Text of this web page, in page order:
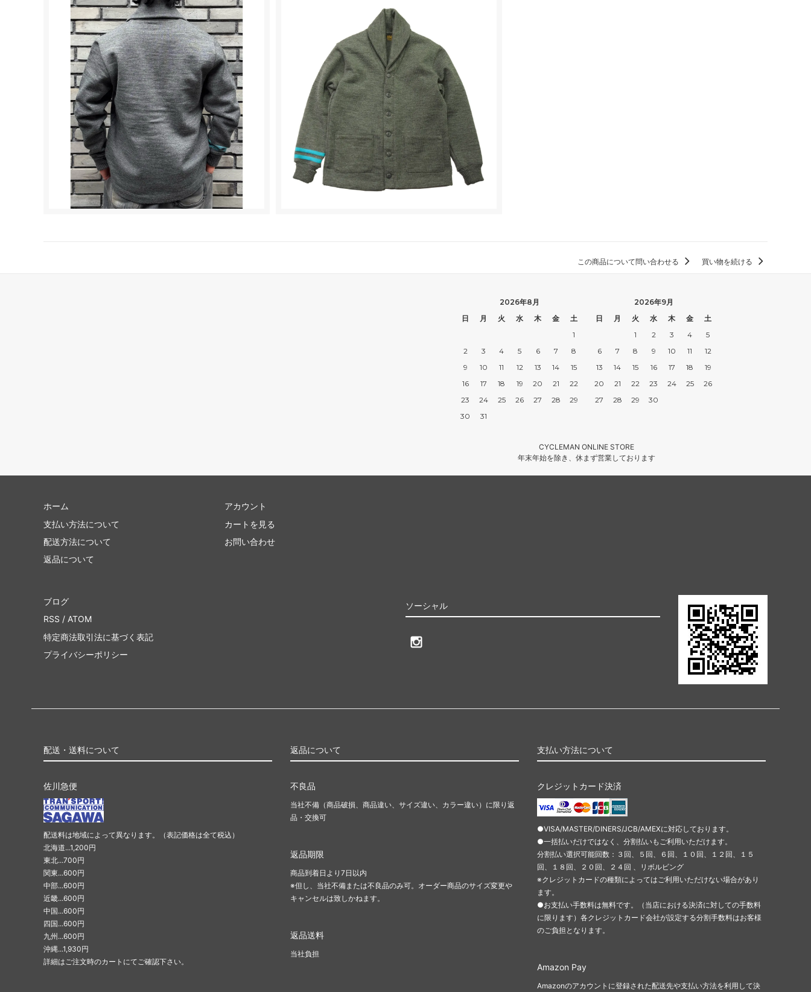
この商品について問い合わせる 買い物を続ける
2026年8月
日
月 火 水 木 金
土
1
2
3 4 5 6 7
8
9
10 11 12 13 14
15
16
17 18 19 20 21
22
23
24 25 26 27 28
29
30
31
2026年9月
日
月 火 水 木 金
土
1
2 3 4
5
6
7 8 9 10 11
12
13
14 15 16 17 18
19
20
21 22 23 24 25
26
27
28 29 30
CYCLEMAN ONLINE STORE
年末年始を除き、休まず営業しております
ホーム
支払い方法について
配送方法について
返品について
アカウント
カートを見る
お問い合わせ
ソーシャル
ブログ
RSS / ATOM
特定商法取引法に基づく表記
プライバシーポリシー
配送・送料について
佐川急便
配送料は地域によって異なります。（表記価格は全て税込）
北海道...1,200円
東北...700円
関東...600円
中部...600円
近畿...600円
中国...600円
四国...600円
九州...600円
沖縄...1,930円
詳細はご注文時のカートにてご確認下さい。
返品について
不良品
当社不備（商品破損、商品違い、サイズ違い、カラー違い）に限り返
品・交換可
返品期限
商品到着日より7日以内
※但し、当社不備または不良品のみ可。オーダー商品のサイズ変更や
キャンセルは致しかねます。
返品送料
当社負担
支払い方法について
クレジットカード決済
●VISA/MASTER/DINERS/JCB/AMEXに対応しております。
●一括払いだけではなく、分割払いもご利用いただけます。
分割払い選択可能回数：３回、５回、６回、１０回、１２回、１５
回、１８回、２０回、２４回 、リボルビング
※クレジットカードの種類によってはご利用いただけない場合があり
ます。
●お支払い手数料は無料です。（当店における決済に対しての手数料
に限ります）各クレジットカード会社が設定する分割手数料はお客様
のご負担となります。
Amazon Pay
Amazonのアカウントに登録された配送先や支払い方法を利用して決